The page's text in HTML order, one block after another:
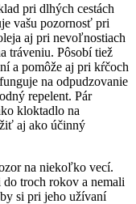
pri dlhých cestách
vašu pozornosť pri
aj pri nevoľnostiach
tráveniu. Pôsobí tiež
a pomôže aj pri kŕčoch
na odpudzovanie
repelent. Pár
kloktadlo na
aj ako účinný
na niekoľko vecí.
troch rokov a nemali
si pri jeho užívaní